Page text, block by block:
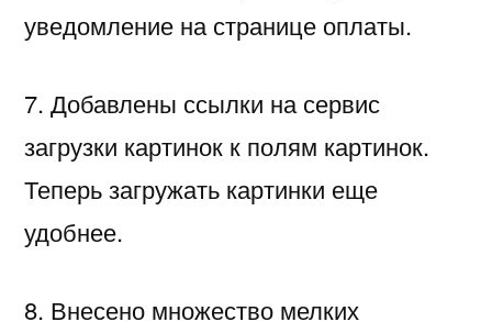
уведомление на странице оплаты.
7. Добавлены ссылки на сервис
загрузки картинок к полям картинок.
Теперь загружать картинки еще
удобнее.
8. Внесено множество мелких